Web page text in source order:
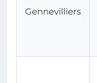
Gennevilliers